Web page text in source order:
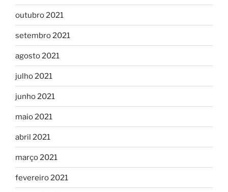
outubro 2021
setembro 2021
agosto 2021
julho 2021
junho 2021
maio 2021
abril 2021
março 2021
fevereiro 2021